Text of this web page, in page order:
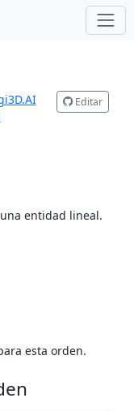
Editar
entidad lineal.
esta orden.